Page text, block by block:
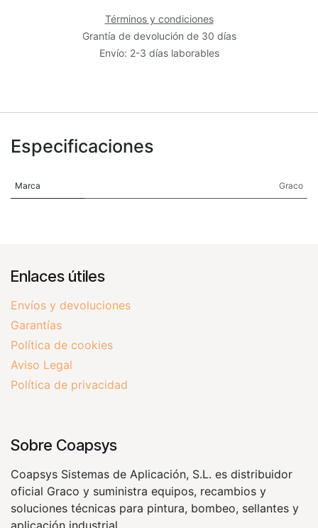
Términos y condiciones
Grantía de devolución de 30 días
Envío: 2-3 días laborables
Especificaciones
Marca Graco
Enlaces útiles
Envíos y devoluciones
Garantías
Política de cookies
Aviso Legal
Política de privacidad
Sobre Coapsys
Coapsys Sistemas de Aplicación, S.L. es distribuidor
oficial Graco y suministra equipos, recambios y
soluciones técnicas para pintura, bombeo, sellantes y